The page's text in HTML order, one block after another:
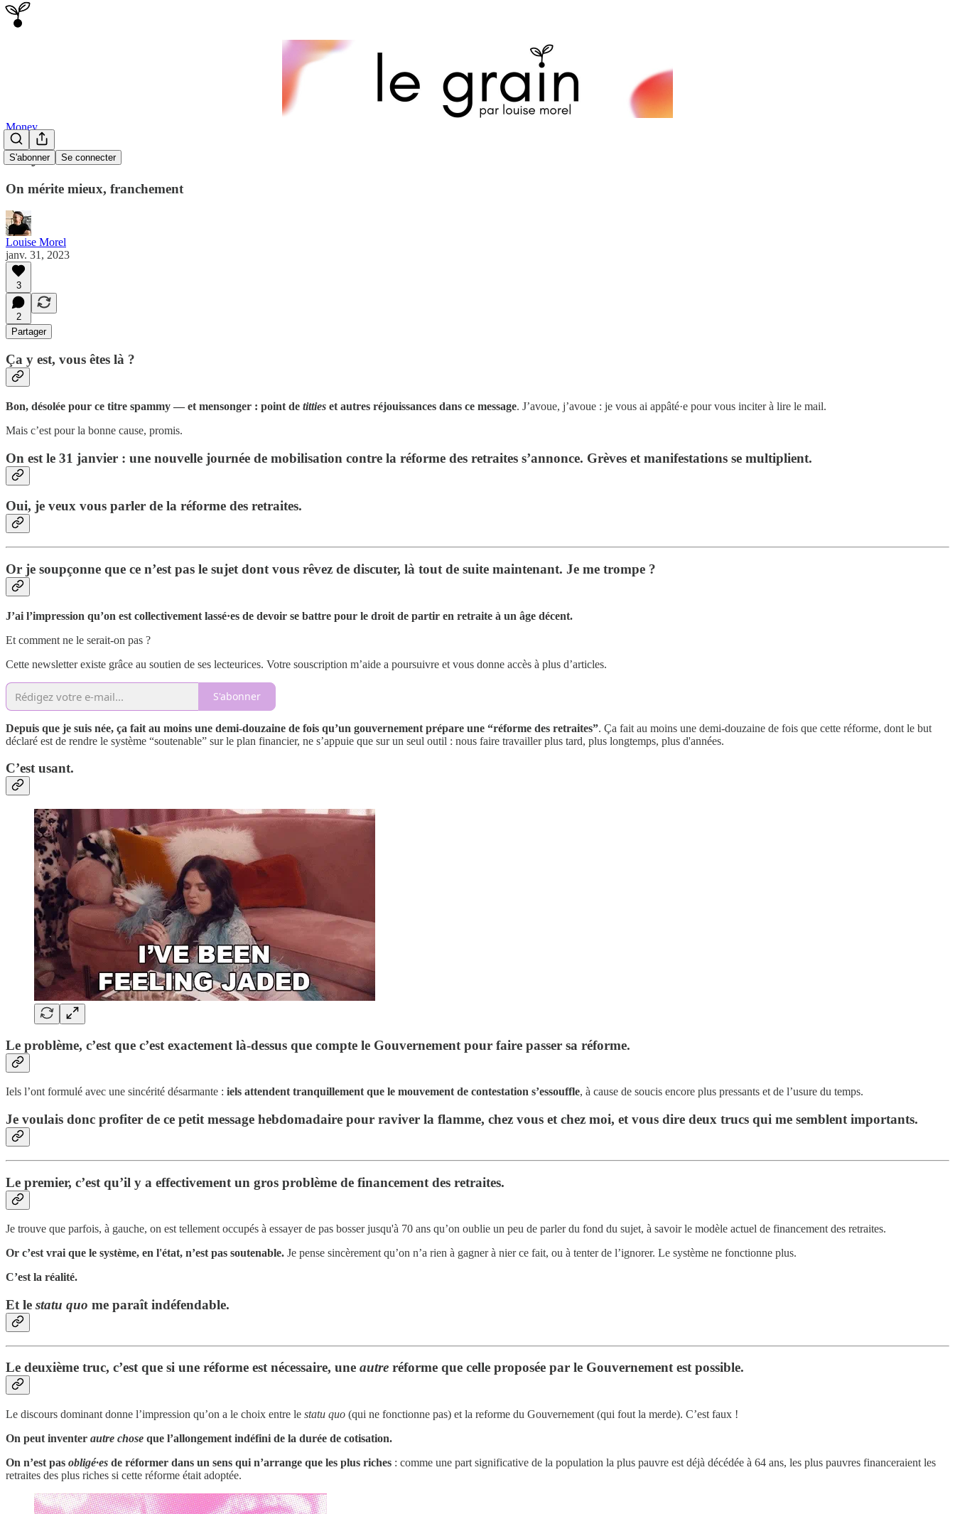
S'abonner Se connecter
Money
Sexy !
On mérite mieux, franchement
Louise Morel
janv. 31, 2023
3
2
Partager
Ça y est, vous êtes là ?
Bon, désolée pour ce titre spammy — et mensonger : point de titties et autres réjouissances dans ce message. J’avoue, j’avoue : je vous ai appâté·e pour vous inciter à lire le mail.
Mais c’est pour la bonne cause, promis.
On est le 31 janvier : une nouvelle journée de mobilisation contre la réforme des retraites s’annonce. Grèves et manifestations se multiplient.
Oui, je veux vous parler de la réforme des retraites.
Or je soupçonne que ce n’est pas le sujet dont vous rêvez de discuter, là tout de suite maintenant. Je me trompe ?
J’ai l’impression qu’on est collectivement lassé·es de devoir se battre pour le droit de partir en retraite à un âge décent.
Et comment ne le serait-on pas ?
Cette newsletter existe grâce au soutien de ses lecteurices. Votre souscription m’aide a poursuivre et vous donne accès à plus d’articles.
S'abonner
Depuis que je suis née, ça fait au moins une demi-douzaine de fois qu’un gouvernement prépare une “réforme des retraites”. Ça fait au moins une demi-douzaine de fois que cette réforme, dont le but
déclaré est de rendre le système “soutenable” sur le plan financier, ne s’appuie que sur un seul outil : nous faire travailler plus tard, plus longtemps, plus d'années.
C’est usant.
Le problème, c’est que c’est exactement là-dessus que compte le Gouvernement pour faire passer sa réforme.
Iels l’ont formulé avec une sincérité désarmante : iels attendent tranquillement que le mouvement de contestation s’essouffle, à cause de soucis encore plus pressants et de l’usure du temps.
Je voulais donc profiter de ce petit message hebdomadaire pour raviver la flamme, chez vous et chez moi, et vous dire deux trucs qui me semblent importants.
Le premier, c’est qu’il y a effectivement un gros problème de financement des retraites.
Je trouve que parfois, à gauche, on est tellement occupés à essayer de pas bosser jusqu'à 70 ans qu’on oublie un peu de parler du fond du sujet, à savoir le modèle actuel de financement des retraites.
Or c’est vrai que le système, en l'état, n’est pas soutenable. Je pense sincèrement qu’on n’a rien à gagner à nier ce fait, ou à tenter de l’ignorer. Le système ne fonctionne plus.
C’est la réalité.
Et le statu quo me paraît indéfendable.
Le deuxième truc, c’est que si une réforme est nécessaire, une autre réforme que celle proposée par le Gouvernement est possible.
Le discours dominant donne l’impression qu’on a le choix entre le statu quo (qui ne fonctionne pas) et la reforme du Gouvernement (qui fout la merde). C’est faux !
On peut inventer autre chose que l’allongement indéfini de la durée de cotisation.
On n’est pas obligé·es de réformer dans un sens qui n’arrange que les plus riches : comme une part significative de la population la plus pauvre est déjà décédée à 64 ans, les plus pauvres financeraient les
retraites des plus riches si cette réforme était adoptée.